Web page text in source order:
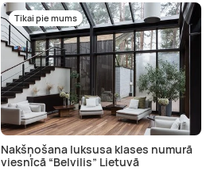
Tikai pie mums
Nakšņošana luksusa klases numurā
viesnīcā “Belvilis” Lietuvā